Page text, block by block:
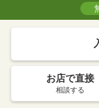
お店で直接
相談する